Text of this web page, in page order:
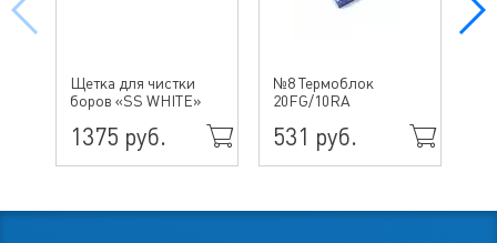
Щетка для чистки
боров «SS WHITE»
1375 руб.
№8 Термоблок
20FG/10RA
531 руб.